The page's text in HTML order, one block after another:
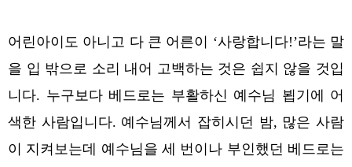
어린아이도 아니고 다 큰 어른이 ‘사랑합니다!’라는 말
을 입 밖으로 소리 내어 고백하는 것은 쉽지 않을 것입
니다. 누구보다 베드로는 부활하신 예수님 뵙기에 어
색한 사람입니다. 예수님께서 잡히시던 밤, 많은 사람
이 지켜보는데 예수님을 세 번이나 부인했던 베드로는